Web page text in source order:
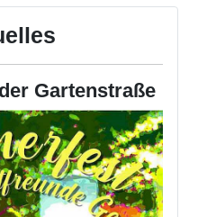
Gartenstraße